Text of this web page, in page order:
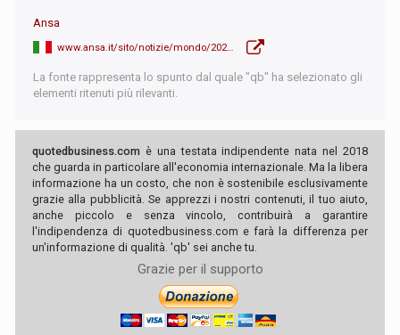
Ansa
La fonte rappresenta lo spunto dal quale "qb" ha selezionato gli
elementi ritenuti più rilevanti.
quotedbusiness.com è una testata indipendente nata nel 2018
che guarda in particolare all'economia internazionale. Ma la libera
informazione ha un costo, che non è sostenibile esclusivamente
grazie alla pubblicità. Se apprezzi i nostri contenuti, il tuo aiuto,
anche piccolo e senza vincolo, contribuirà a garantire
l'indipendenza di quotedbusiness.com e farà la differenza per
un'informazione di qualità. 'qb' sei anche tu.
Grazie per il supporto